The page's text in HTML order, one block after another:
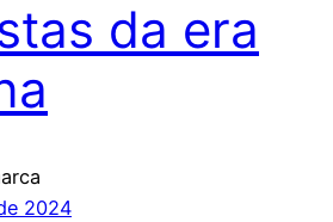
da era
2024